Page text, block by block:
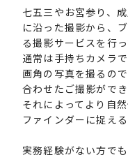
七五三やお宮参り、
に沿った撮影から、
る撮影サービスを行っ
通常は手持ちカメラ
画角の写真を撮るの
合わせたご撮影ができ
それによってより自
ファインダーに捉え
実務経験がない方で